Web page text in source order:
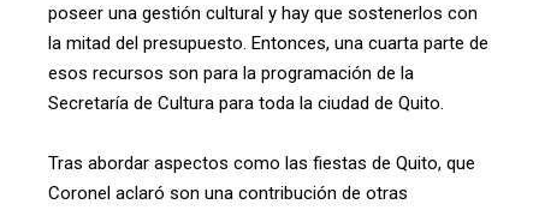
poseer una gestión cultural y hay que sostenerlos con
la mitad del presupuesto. Entonces, una cuarta parte de
esos recursos son para la programación de la
Secretaría de Cultura para toda la ciudad de Quito.
Tras abordar aspectos como las fiestas de Quito, que
Coronel aclaró son una contribución de otras